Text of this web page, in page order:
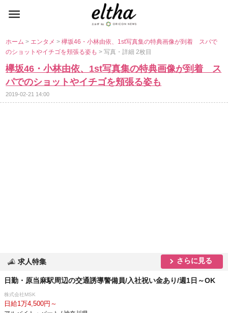
ホーム> エンタメ>欅坂46・小林由依、1st写真集の特典画像が到着 スパで
のショットやイチゴを頬張る姿も> 写真・詳細 2枚目
欅坂46・小林由依、1st写真集の特典画像が到着 ス
パでのショットやイチゴを頬張る姿も
2019-02-21 14:00
求人特集 さらに見る
日勤・原当麻駅周辺の交通誘導警備員/入社祝い金あり/週1日～OK
株式会社MSK
日給1万4,500円～